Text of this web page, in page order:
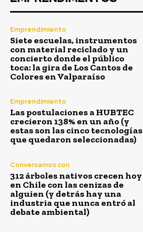
Emprendimiento
Siete escuelas, instrumentos
con material reciclado y un
concierto donde el público
toca: la gira de Los Cantos de
Colores en Valparaíso
Emprendimiento
Las postulaciones a HUBTEC
crecieron 138% en un año (y
estas son las cinco tecnologías
que quedaron seleccionadas)
Conversamos con
312 árboles nativos crecen hoy
en Chile con las cenizas de
alguien (y detrás hay una
industria que nunca entró al
debate ambiental)